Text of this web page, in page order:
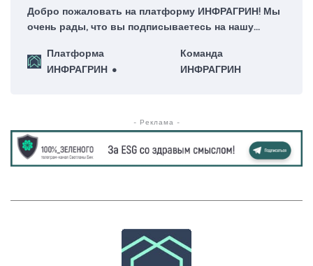
Добро пожаловать на платформу ИНФРАГРИН! Мы
очень рады, что вы подписываетесь на нашу
честь!Платформа
ИНФРАГРИН
Команда
ИНФРАГРИН
- Реклама -